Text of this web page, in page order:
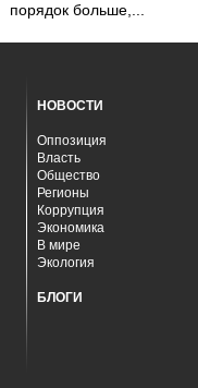
порядок больше,...
НОВОСТИ
Оппозиция
Власть
Общество
Регионы
Коррупция
Экономика
В мире
Экология
БЛОГИ